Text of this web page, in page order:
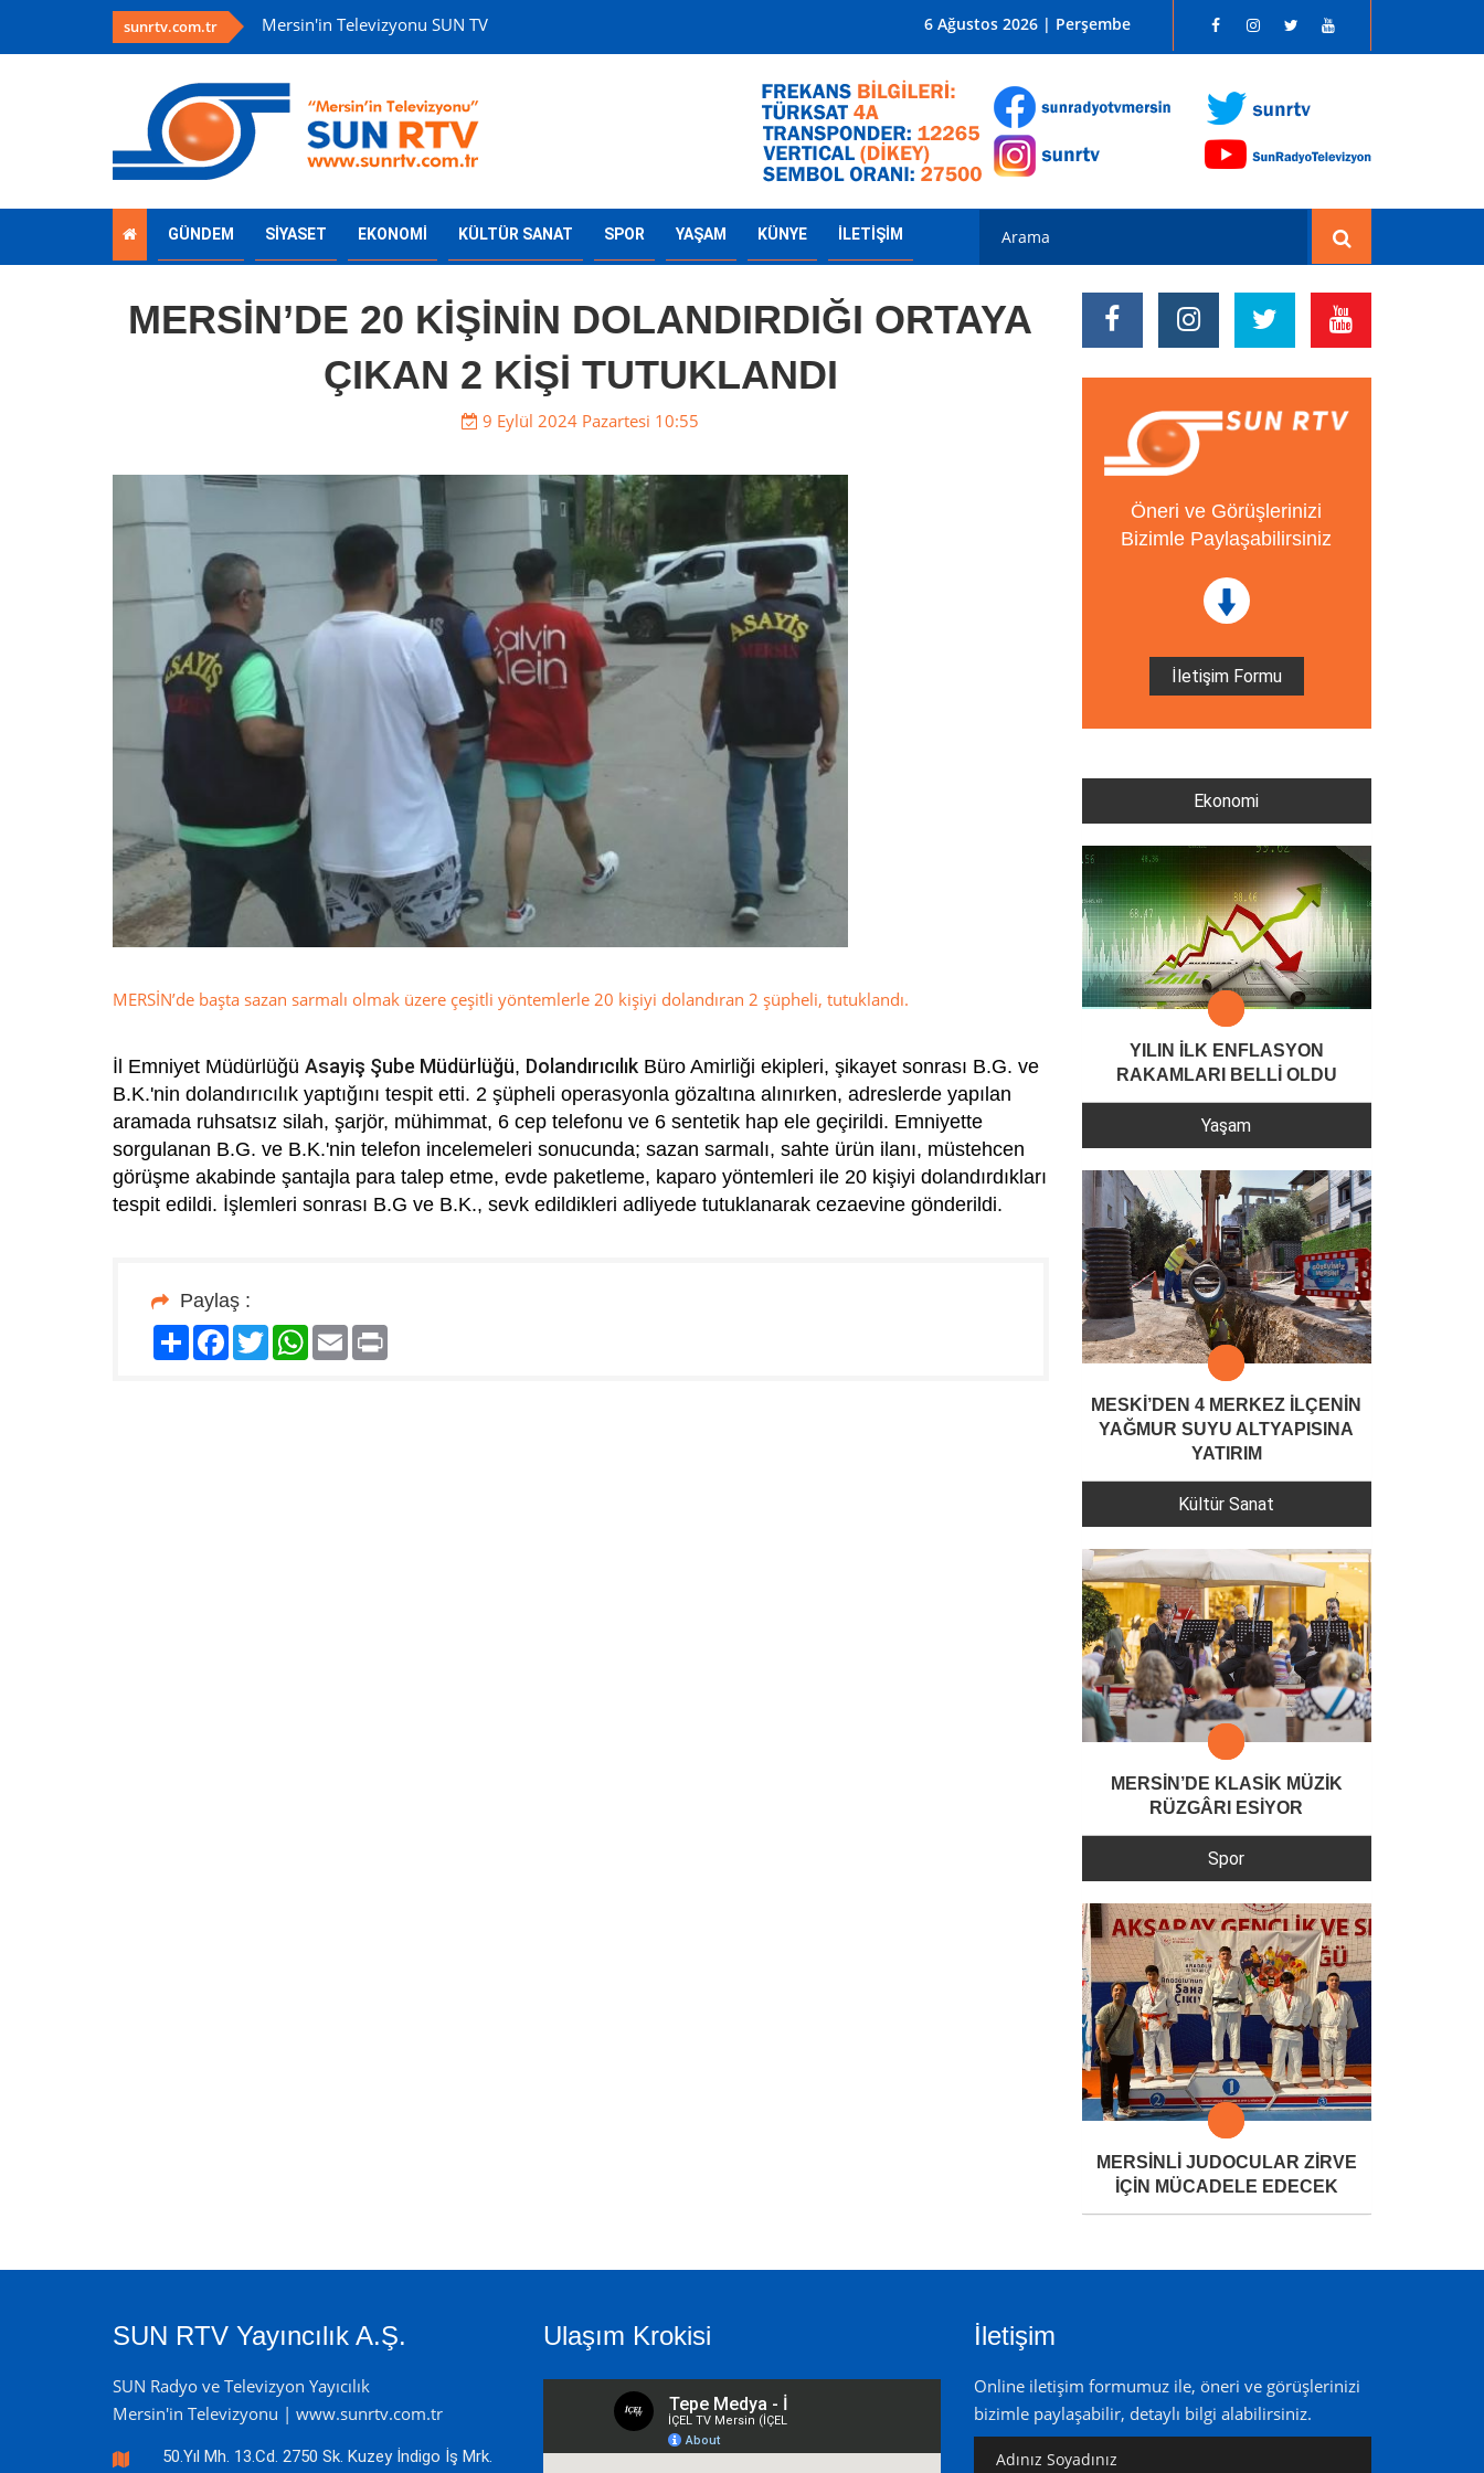
sunrtv.com.tr Mersin'in Televizyonu SUN TV Mersin'in Radyosu SUN RADYO FM 96.1
6 Ağustos 2026 | Perşembe
GÜNDEM SİYASET EKONOMİ KÜLTÜR SANAT SPOR YAŞAM KÜNYE İLETİŞİM
MERSİN’DE 20 KİŞİNİN DOLANDIRDIĞI ORTAYA
ÇIKAN 2 KİŞİ TUTUKLANDI
9 Eylül 2024 Pazartesi 10:55
MERSİN’de başta sazan sarmalı olmak üzere çeşitli yöntemlerle 20 kişiyi dolandıran 2 şüpheli, tutuklandı.
İl Emniyet Müdürlüğü Asayiş Şube Müdürlüğü, Dolandırıcılık Büro Amirliği ekipleri, şikayet sonrası B.G. ve
B.K.'nin dolandırıcılık yaptığını tespit etti. 2 şüpheli operasyonla gözaltına alınırken, adreslerde yapılan
aramada ruhsatsız silah, şarjör, mühimmat, 6 cep telefonu ve 6 sentetik hap ele geçirildi. Emniyette
sorgulanan B.G. ve B.K.'nin telefon incelemeleri sonucunda; sazan sarmalı, sahte ürün ilanı, müstehcen
görüşme akabinde şantajla para talep etme, evde paketleme, kaparo yöntemleri ile 20 kişiyi dolandırdıkları
tespit edildi. İşlemleri sonrası B.G ve B.K., sevk edildikleri adliyede tutuklanarak cezaevine gönderildi.
Paylaş :
PaylaşFacebook
TwitterWhatsApp
Email
Öneri ve Görüşlerinizi
Bizimle Paylaşabilirsiniz
İletişim Formu
Ekonomi
YILIN İLK ENFLASYON
RAKAMLARI BELLİ OLDU
Yaşam
MESKİ’DEN 4 MERKEZ İLÇENİN
YAĞMUR SUYU ALTYAPISINA
YATIRIM
Kültür Sanat
MERSİN’DE KLASİK MÜZİK
RÜZGÂRI ESİYOR
Spor
MERSİNLİ JUDOCULAR ZİRVE
İÇİN MÜCADELE EDECEK
SUN RTV Yayıncılık A.Ş.
SUN Radyo ve Televizyon Yayıcılık
Mersin'in Televizyonu | www.sunrtv.com.tr
50.Yıl Mh. 13.Cd. 2750 Sk. Kuzey İndigo İş Mrk.
Ulaşım Krokisi İletişim
Online iletişim formumuz ile, öneri ve görüşlerinizi
bizimle paylaşabilir, detaylı bilgi alabilirsiniz.